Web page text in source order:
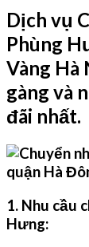
Dịch vụ
Phùng
Vàng Hà
gàng và
đãi nhất.
1. Nhu cầu
Hưng: